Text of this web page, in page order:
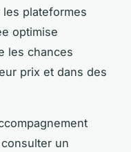
plateformes
optimise
les chances
prix et dans des
un